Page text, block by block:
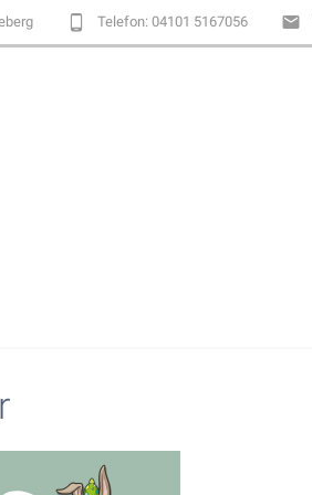
Telefon: 04101 5167056